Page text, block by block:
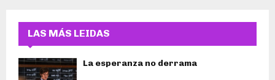
LAS MÁS LEIDAS
La esperanza no derrama